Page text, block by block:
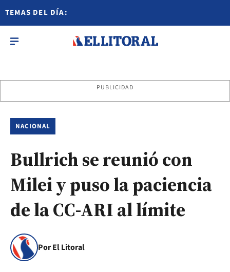
TEMAS DEL DÍA:
PUBLICIDAD
NACIONAL
Bullrich se reunió con
Milei y puso la paciencia
de la CC-ARI al límite
Por El Litoral